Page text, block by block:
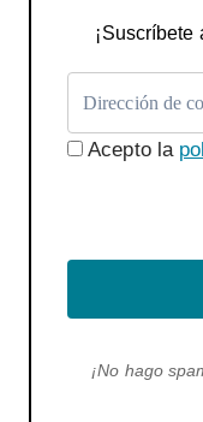
¡Suscríbete
Acepto la
¡No hago